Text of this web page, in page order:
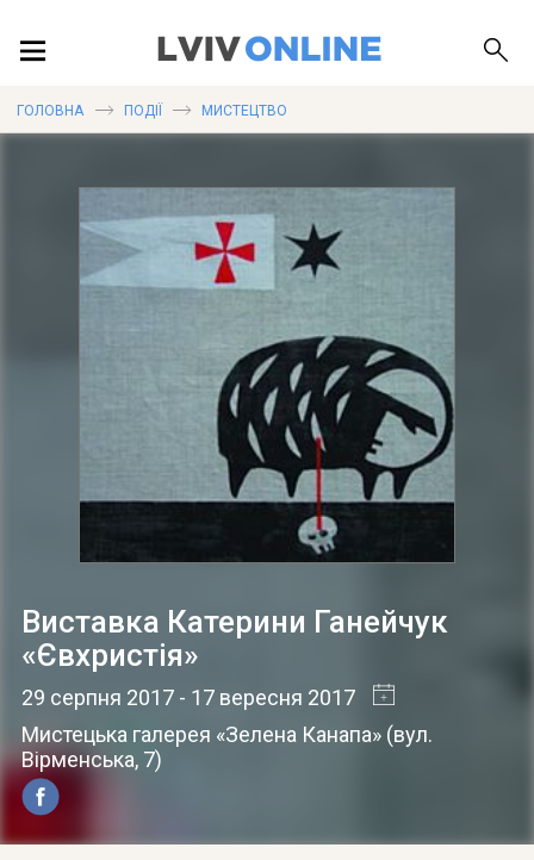
ГОЛОВНА ПОДІЇ МИСТЕЦТВО
Виставка Катерини Ганейчук
«Євхристія»
29 серпня 2017- 17 вересня 2017
Мистецька галерея «Зелена Канапа» (вул.
Вірменська, 7)